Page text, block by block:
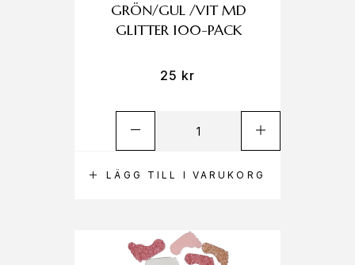
LÄGG TILL I VARUKORG
GRÖN/GUL /VIT MD
GLITTER 100-PACK
25 kr